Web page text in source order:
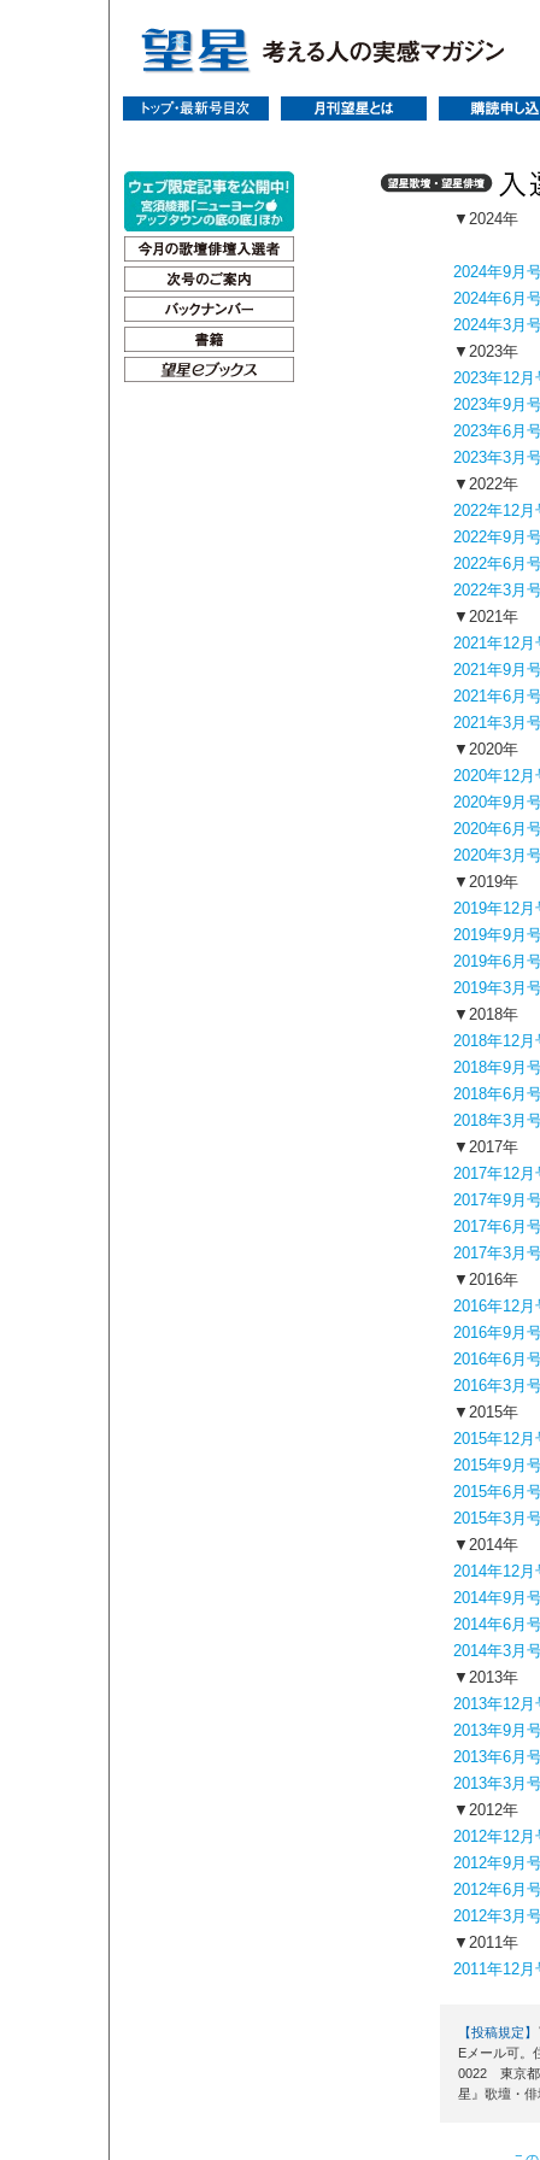
▼2024年
2024年9月
2024年6月
2024年3月
▼2023年
2023年12月
2023年9月
2023年6月
2023年3月
▼2022年
2022年12月
2022年9月
2022年6月
2022年3月
▼2021年
2021年12月
2021年9月
2021年6月
2021年3月
▼2020年
2020年12月
2020年9月
2020年6月
2020年3月
▼2019年
2019年12月
2019年9月
2019年6月
2019年3月
▼2018年
2018年12月
2018年9月
2018年6月
2018年3月
▼2017年
2017年12月
2017年9月
2017年6月
2017年3月
▼2016年
2016年12月
2016年9月
2016年6月
2016年3月
▼2015年
2015年12月
2015年9月
2015年6月
2015年3月
▼2014年
2014年12月
2014年9月
2014年6月
2014年3月
▼2013年
2013年12月
2013年9月
2013年6月
2013年3月
▼2012年
2012年12月
2012年9月
2012年6月
2012年3月
▼2011年
2011年12月
【投稿規定】
Eメール可。
0022 東京
星』歌壇・